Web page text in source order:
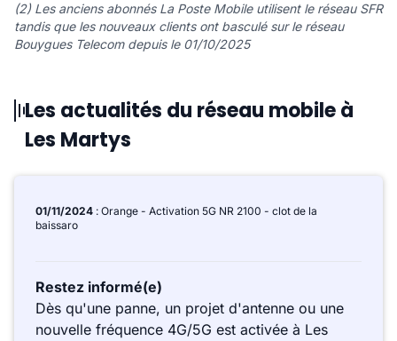
(2) Les anciens abonnés La Poste Mobile utilisent le réseau SFR
tandis que les nouveaux clients ont basculé sur le réseau
Bouygues Telecom depuis le 01/10/2025
Les actualités du réseau mobile à
Les Martys
01/11/2024 : Orange - Activation 5G NR 2100 - clot de la
baissaro
Restez informé(e)
Dès qu'une panne, un projet d'antenne ou une
nouvelle fréquence 4G/5G est activée à Les